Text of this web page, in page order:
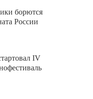
борются
России
IV